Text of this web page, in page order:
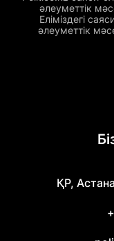
әлеуметтік
Еліміздегі
әлеуметтік
ҚР,